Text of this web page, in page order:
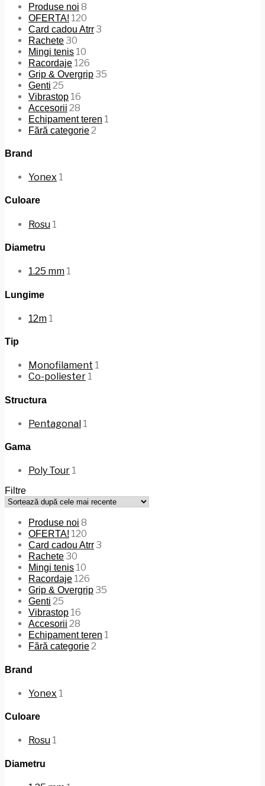
Produse noi 8
OFERTA! 120
Card cadou Atrr3
Rachete30
Mingi tenis 10
Racordaje 126
Grip & Overgrip35
Genti 25
Vibrastop 16
Accesorii 28
Echipament teren 1
Fără categorie2
Brand
Yonex 1
Culoare
Rosu 1
Diametru
1.25 mm 1
Lungime
12m 1
Tip
Monofilament 1
Co-poliester 1
Structura
Pentagonal 1
Gama
Poly Tour 1
Filtre
Produse noi 8
OFERTA! 120
Card cadou Atrr3
Rachete30
Mingi tenis 10
Racordaje 126
Grip & Overgrip35
Genti 25
Vibrastop 16
Accesorii 28
Echipament teren 1
Fără categorie2
Brand
Yonex 1
Culoare
Rosu 1
Diametru